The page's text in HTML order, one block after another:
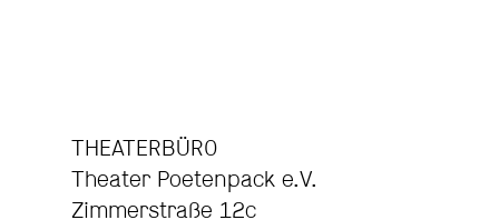
THEATERBÜRO
Theater Poetenpack e.V.
Zimmerstraße 12c